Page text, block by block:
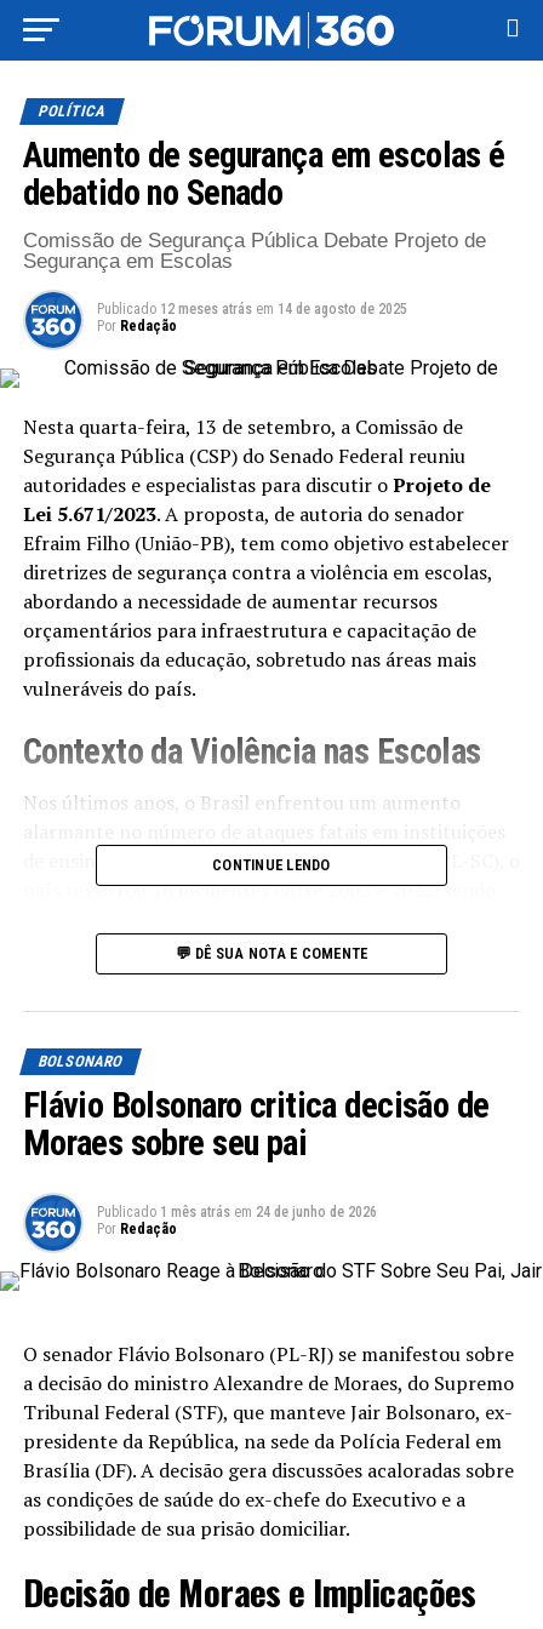
POLÍTICA
Aumento de segurança em escolas é
debatido no Senado
Comissão de Segurança Pública Debate Projeto de
Segurança em Escolas
Publicado 12 meses atrás em 14 de agosto de 2025
Por Redação
Nesta quarta-feira, 13 de setembro, a Comissão de
Segurança Pública (CSP) do Senado Federal reuniu
autoridades e especialistas para discutir oProjeto de
Lei 5.671/2023. A proposta, de autoria do senador
Efraim Filho (União-PB), tem como objetivo estabelecer
diretrizes de segurança contra a violência em escolas,
abordando a necessidade de aumentar recursos
orçamentários para infraestrutura e capacitação de
profissionais da educação, sobretudo nas áreas mais
vulneráveis do país.
Contexto da Violência nas Escolas
Nos últimos anos, o Brasil enfrentou um aumento
de ensino. De acordo com o senador Jorge Seif (PL-SC), o
país registrou 16 incidentes entre 2002 e 2022, sendo
anos. Os ataques em Santa Catarina, como os de
Saudades e Blumenau, geraram preocupação e revolta.
ocorrem, ficamos perplexos e em choque. Não se trata
de fatos isolados, mas de um fenômeno que demanda
uma resposta efetiva”, afirmou Seif durante o debate.
5.671/2023
O projeto apresentado busca alterar a legislação sobre o
escolas. As medidas propostas são obrigatórias tanto
para instituições públicas quanto privadas, e incluem a
capacitação de profissionais, a instalação de sistemas de
monitoramento e a criação de protocolos de segurança.
Necessidade de Rigidez nas Leis
importância de um endurecimento das leis relacionadas
a homicídios em ambientes escolares. Moro propôs a
CONTINUE LENDO
💬 DÊ SUA NOTA E COMENTE
BOLSONARO
Flávio Bolsonaro critica decisão de
Moraes sobre seu pai
Publicado 1 mês atrás em 24 de junho de 2026
Por Redação
O senador Flávio Bolsonaro (PL-RJ) se manifestou sobre
a decisão do ministro Alexandre de Moraes, do Supremo
Tribunal Federal (STF), que manteve Jair Bolsonaro, ex-
presidente da República, na sede da Polícia Federal em
Brasília (DF). A decisão gera discussões acaloradas sobre
as condições de saúde do ex-chefe do Executivo e a
possibilidade de sua prisão domiciliar.
Decisão de Moraes e Implicações